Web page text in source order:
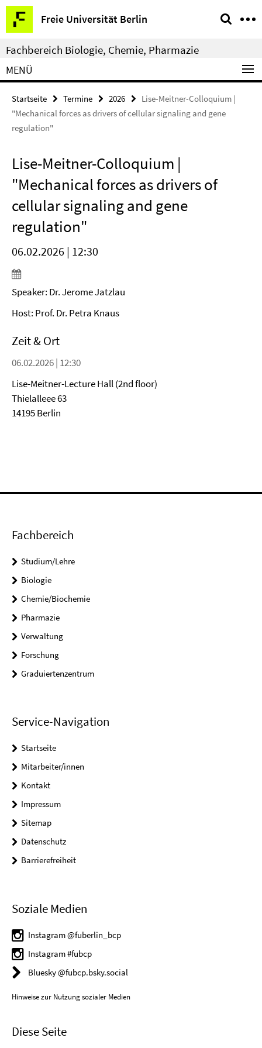
Springe
direkt
zu
Inhalt
Freie Universität Berlin
Service-
Navigation
Fachbereich Biologie, Chemie, Pharmazie
MENÜ
Startseite Termine 2026
Lise-Meitner-Colloquium |
"Mechanical forces as drivers of cellular signaling and gene
regulation"
Lise-Meitner-Colloquium |
"Mechanical forces as drivers of
cellular signaling and gene
regulation"
06.02.2026 | 12:30
Speaker: Dr. Jerome Jatzlau
Host: Prof. Dr. Petra Knaus
Zeit & Ort
06.02.2026 | 12:30
Lise-Meitner-Lecture Hall (2nd floor)
Thielalleee 63
14195 Berlin
Fachbereich
Studium/Lehre
Biologie
Chemie/Biochemie
Pharmazie
Verwaltung
Forschung
Graduiertenzentrum
Service-Navigation
Startseite
Mitarbeiter/innen
Kontakt
Impressum
Sitemap
Datenschutz
Barrierefreiheit
Soziale Medien
Instagram @fuberlin_bcp
Instagram #fubcp
Bluesky @fubcp.bsky.social
Hinweise zur Nutzung sozialer Medien
Diese Seite